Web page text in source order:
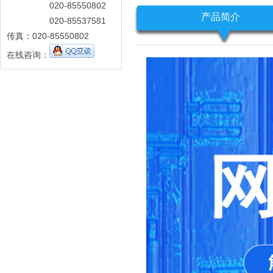
020-85550802
020-85537581
传真：020-85550802
在线咨询：
产品简介